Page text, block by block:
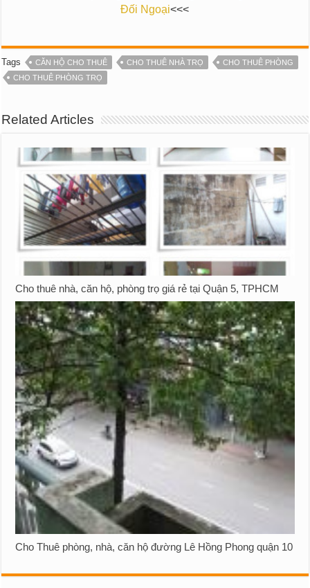
Đối Ngoại<<<
Tags CĂN HỘ CHO THUÊ CHO THUÊ NHÀ TRỌ
CHO THUÊ PHÒNG
CHO THUÊ PHÒNG TRỌ
Related Articles
Cho thuê nhà, căn hộ, phòng trọ giá rẻ tại Quận 5, TPHCM
Cho Thuê phòng, nhà, căn hộ đường Lê Hồng Phong quận 10